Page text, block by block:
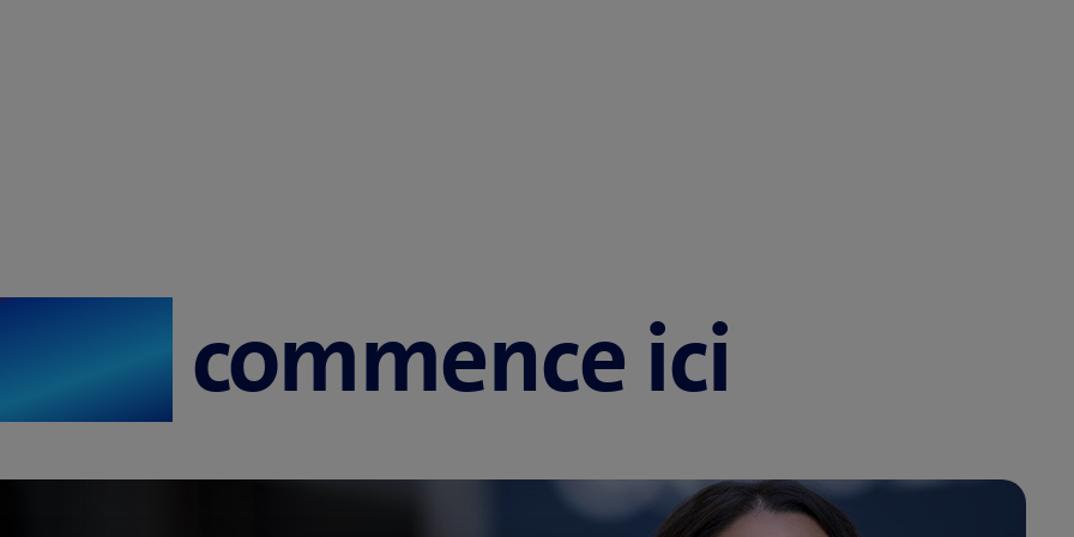
commence ici